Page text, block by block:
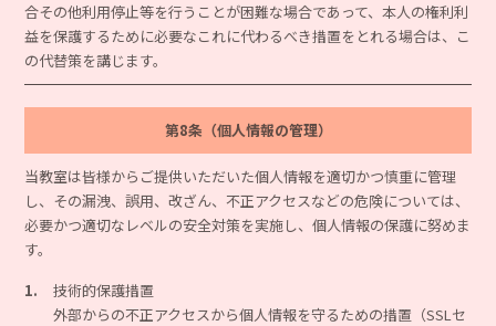
合その他利用停止等を行うことが困難な場合であって、本人の権利利
益を保護するために必要なこれに代わるべき措置をとれる場合は、こ
の代替策を講じます。
第8条（個人情報の管理）
当教室は皆様からご提供いただいた個人情報を適切かつ慎重に管理
し、その漏洩、誤用、改ざん、不正アクセスなどの危険については、
必要かつ適切なレベルの安全対策を実施し、個人情報の保護に努めま
す。
1.
技術的保護措置
外部からの不正アクセスから個人情報を守るための措置（SSLセ